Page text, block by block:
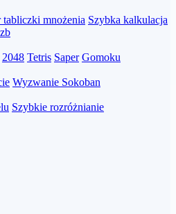
tabliczki mnożenia Szybka kalkulacja
2048 Tetris Saper Gomoku
Wyzwanie Sokoban
Szybkie rozróżnianie